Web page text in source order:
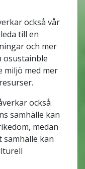
också vår
till en
och mer
osustainble
miljö med mer
också
samhälle kan
medan
kan